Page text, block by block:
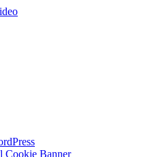
Cookie Banner